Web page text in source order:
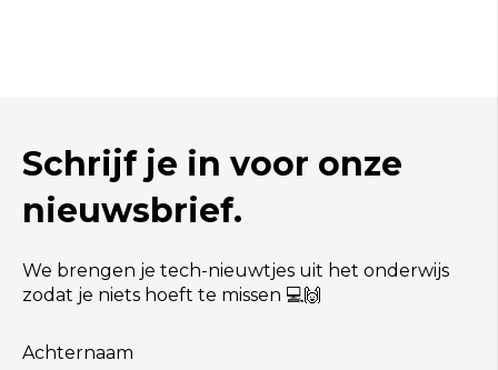
Schrijf je in voor onze
nieuwsbrief.
We brengen je tech-nieuwtjes uit het onderwijs
zodat je niets hoeft te missen 💻🙌
Achternaam